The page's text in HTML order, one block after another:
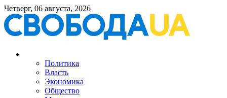
Четверг, 06 августа, 2026
Политика
Власть
Экономика
Общество